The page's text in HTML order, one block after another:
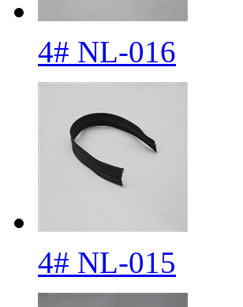
4# NL-016
4# NL-015